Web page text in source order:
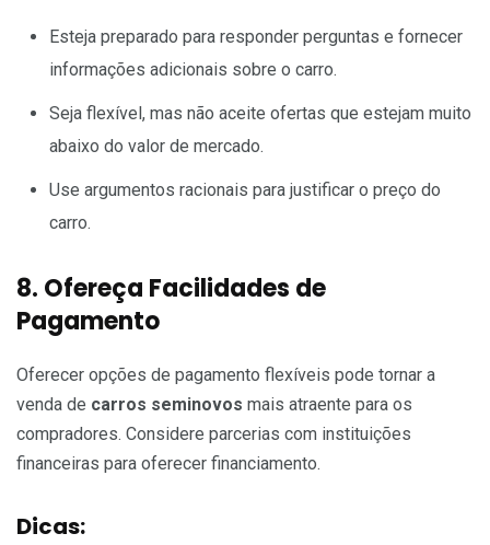
Esteja preparado para responder perguntas e fornecer
informações adicionais sobre o carro.
Seja flexível, mas não aceite ofertas que estejam muito
abaixo do valor de mercado.
Use argumentos racionais para justificar o preço do
carro.
8. Ofereça Facilidades de
Pagamento
Oferecer opções de pagamento flexíveis pode tornar a
venda de carros seminovos mais atraente para os
compradores. Considere parcerias com instituições
financeiras para oferecer financiamento.
Dicas: